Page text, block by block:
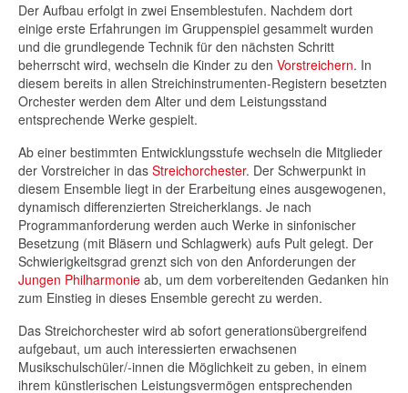
Der Aufbau erfolgt in zwei Ensemblestufen. Nachdem dort
einige erste Erfahrungen im Gruppenspiel gesammelt wurden
und die grundlegende Technik für den nächsten Schritt
beherrscht wird, wechseln die Kinder zu den Vorstreichern. In
diesem bereits in allen Streichinstrumenten-Registern besetzten
Orchester werden dem Alter und dem Leistungsstand
entsprechende Werke gespielt.
Ab einer bestimmten Entwicklungsstufe wechseln die Mitglieder
der Vorstreicher in das Streichorchester. Der Schwerpunkt in
diesem Ensemble liegt in der Erarbeitung eines ausgewogenen,
dynamisch differenzierten Streicherklangs. Je nach
Programmanforderung werden auch Werke in sinfonischer
Besetzung (mit Bläsern und Schlagwerk) aufs Pult gelegt. Der
Schwierigkeitsgrad grenzt sich von den Anforderungen der
Jungen Philharmonie ab, um dem vorbereitenden Gedanken hin
zum Einstieg in dieses Ensemble gerecht zu werden.
Das Streichorchester wird ab sofort generationsübergreifend
aufgebaut, um auch interessierten erwachsenen
Musikschulschüler/-innen die Möglichkeit zu geben, in einem
ihrem künstlerischen Leistungsvermögen entsprechenden